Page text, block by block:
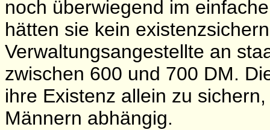
noch überwiegend im
hätten sie kein
Verwaltungsangestellte an
zwischen 600 und 700 DM.
ihre Existenz allein zu
Männern abhängig.